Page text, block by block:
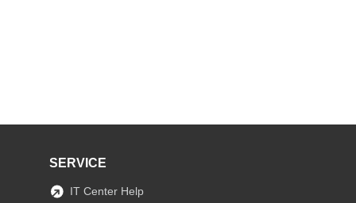
SERVICE
IT Center Help